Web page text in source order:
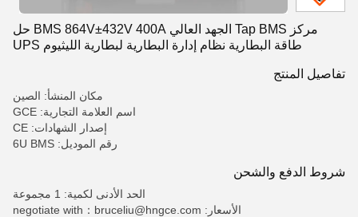
مركز Tap BMS الجهد العالي BMS 864V±432V 400A حل
طاقة البطارية نظام إدارة البطارية لبطارية الليثيوم UPS
تفاصيل المنتج
مكان المنشأ: الصين
اسم العلامة التجارية: GCE
إصدار الشهادات: CE
رقم الموديل: 6U BMS
شروط الدفع والشحن
الحد الأدنى لكمية: 1 مجموعة
الأسعار: negotiate with：bruceliu@hngce.com